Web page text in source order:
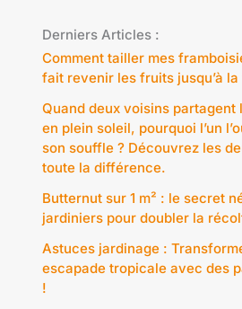
Derniers Articles :
Comment tailler mes
fait revenir les fruits jusqu’à
Quand deux voisins partagent
en plein soleil, pourquoi l’un
son souffle ? Découvrez les
toute la différence.
Butternut sur 1 m² : le secret
jardiniers pour doubler la
Astuces jardinage :
escapade tropicale avec des
!